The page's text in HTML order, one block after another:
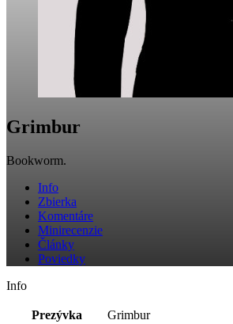
Grimbur
Bookworm.
Info
Zbierka
Komentáre
Minirecenzie
Články
Poviedky
Info
Prezývka
Grimbur